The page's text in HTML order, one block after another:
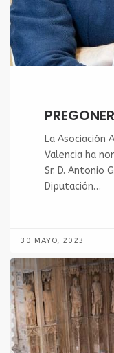
La Asociación
Valencia ha
Sr. D. Antonio
Diputación…
30 MAYO, 2023